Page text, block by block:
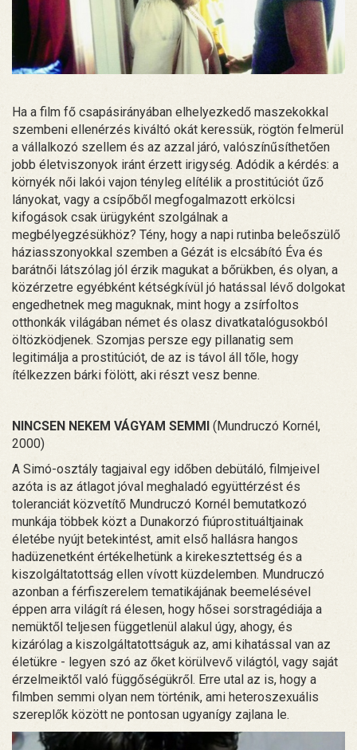
Ha a film fő csapásirányában elhelyezkedő maszekokkal
szembeni ellenérzés kiváltó okát keressük, rögtön felmerül
a vállalkozó szellem és az azzal járó, valószínűsíthetően
jobb életviszonyok iránt érzett irigység. Adódik a kérdés: a
környék női lakói vajon tényleg elítélik a prostitúciót űző
lányokat, vagy a csípőből megfogalmazott erkölcsi
kifogások csak ürügyként szolgálnak a
megbélyegzésükhöz? Tény, hogy a napi rutinba beleőszülő
háziasszonyokkal szemben a Gézát is elcsábító Éva és
barátnői látszólag jól érzik magukat a bőrükben, és olyan, a
közérzetre egyébként kétségkívül jó hatással lévő dolgokat
engedhetnek meg maguknak, mint hogy a zsírfoltos
otthonkák világában német és olasz divatkatalógusokból
öltözködjenek. Szomjas persze egy pillanatig sem
legitimálja a prostitúciót, de az is távol áll tőle, hogy
ítélkezzen bárki fölött, aki részt vesz benne.
NINCSEN NEKEM VÁGYAM SEMMI (Mundruczó Kornél,
2000)
A Simó-osztály tagjaival egy időben debütáló, filmjeivel
azóta is az átlagot jóval meghaladó együttérzést és
toleranciát közvetítő Mundruczó Kornél bemutatkozó
munkája többek közt a Dunakorzó fiúprostituáltjainak
életébe nyújt betekintést, amit első hallásra hangos
hadüzenetként értékelhetünk a kirekesztettség és a
kiszolgáltatottság ellen vívott küzdelemben. Mundruczó
azonban a férfiszerelem tematikájának beemelésével
éppen arra világít rá élesen, hogy hősei sorstragédiája a
nemüktől teljesen függetlenül alakul úgy, ahogy, és
kizárólag a kiszolgáltatottságuk az, ami kihatással van az
életükre - legyen szó az őket körülvevő világtól, vagy saját
érzelmeiktől való függőségükről. Erre utal az is, hogy a
filmben semmi olyan nem történik, ami heteroszexuális
szereplők között ne pontosan ugyanígy zajlana le.